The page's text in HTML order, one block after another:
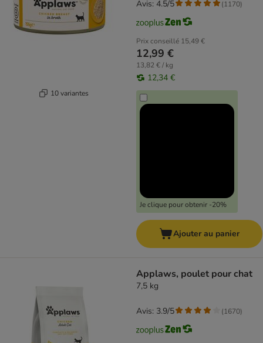
10 variantes
Prix conseillé 15,49 €
12,99 €
13,82 € / kg
12,34 €
Je clique pour obtenir -20%
Avis: 4.5/5 (1170)
Ajouter au panier
Applaws, poulet pour chat
7,5 kg
Avis: 3.9/5 (1670)